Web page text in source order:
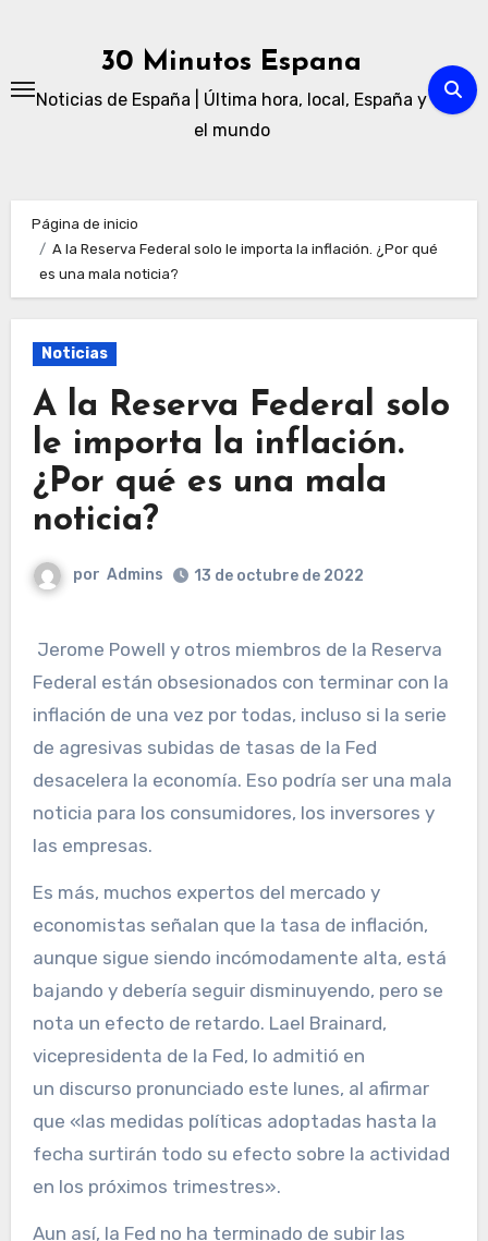
30 Minutos Espana
Noticias de España | Última hora, local, España y
el mundo
Página de inicio
A la Reserva Federal solo le importa la inflación. ¿Por qué
es una mala noticia?
Noticias
A la Reserva Federal solo
le importa la inflación.
¿Por qué es una mala
noticia?
por Admins 13 de octubre de 2022
Jerome Powell y otros miembros de la Reserva
Federal están obsesionados con terminar con la
inflación de una vez por todas, incluso si la serie
de agresivas subidas de tasas de la Fed
desacelera la economía. Eso podría ser una mala
noticia para los consumidores, los inversores y
las empresas.
Es más, muchos expertos del mercado y
economistas señalan que la tasa de inflación,
aunque sigue siendo incómodamente alta, está
bajando y debería seguir disminuyendo, pero se
nota un efecto de retardo. Lael Brainard,
vicepresidenta de la Fed, lo admitió en
un discurso pronunciado este lunes, al afirmar
que «las medidas políticas adoptadas hasta la
fecha surtirán todo su efecto sobre la actividad
en los próximos trimestres».
Aun así, la Fed no ha terminado de subir las